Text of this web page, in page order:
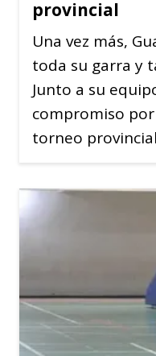
provincial
Una vez más,
toda su garra y
Junto a su
compromiso
torneo